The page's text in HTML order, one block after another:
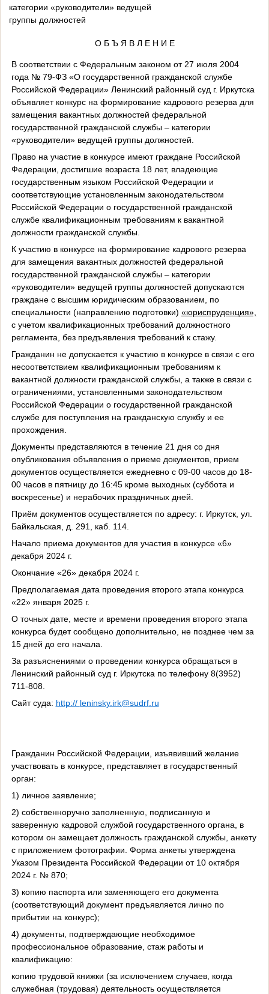
категории «руководители» ведущей
группы должностей
О Б Ъ Я В Л Е Н И Е
В соответствии с Федеральным законом от 27 июля 2004
года № 79-ФЗ «О государственной гражданской службе
Российской Федерации» Ленинский районный суд г. Иркутска
объявляет конкурс на формирование кадрового резерва для
замещения вакантных должностей федеральной
государственной гражданской службы – категории
«руководители» ведущей группы должностей.
Право на участие в конкурсе имеют граждане Российской
Федерации, достигшие возраста 18 лет, владеющие
государственным языком Российской Федерации и
соответствующие установленным законодательством
Российской Федерации о государственной гражданской
службе квалификационным требованиям к вакантной
должности гражданской службы.
К участию в конкурсе на формирование кадрового резерва
для замещения вакантных должностей федеральной
государственной гражданской службы – категории
«руководители» ведущей группы должностей допускаются
граждане с высшим юридическим образованием, по
специальности (направлению подготовки) «юриспруденция»,
с учетом квалификационных требований должностного
регламента, без предъявления требований к стажу.
Гражданин не допускается к участию в конкурсе в связи с его
несоответствием квалификационным требованиям к
вакантной должности гражданской службы, а также в связи с
ограничениями, установленными законодательством
Российской Федерации о государственной гражданской
службе для поступления на гражданскую службу и ее
прохождения.
Документы представляются в течение 21 дня со дня
опубликования объявления о приеме документов, прием
документов осуществляется ежедневно с 09-00 часов до 18-
00 часов в пятницу до 16:45 кроме выходных (суббота и
воскресенье) и нерабочих праздничных дней.
Приём документов осуществляется по адресу: г. Иркутск, ул.
Байкальская, д. 291, каб. 114.
Начало приема документов для участия в конкурсе «6»
декабря 2024 г.
Окончание «26» декабря 2024 г.
Предполагаемая дата проведения второго этапа конкурса
«22» января 2025 г.
О точных дате, месте и времени проведения второго этапа
конкурса будет сообщено дополнительно, не позднее чем за
15 дней до его начала.
За разъяснениями о проведении конкурса обращаться в
Ленинский районный суд г. Иркутска по телефону 8(3952)
711-808.
Сайт суда: http:// leninsky. irk@sudrf. ru
Гражданин Российской Федерации, изъявивший желание
участвовать в конкурсе, представляет в государственный
орган:
1) личное заявление;
2) собственноручно заполненную, подписанную и
заверенную кадровой службой государственного органа, в
котором он замещает должность гражданской службы, анкету
с приложением фотографии. Форма анкеты утверждена
Указом Президента Российской Федерации от 10 октября
2024 г. № 870;
3) копию паспорта или заменяющего его документа
(соответствующий документ предъявляется лично по
прибытии на конкурс);
4) документы, подтверждающие необходимое
профессиональное образование, стаж работы и
квалификацию:
копию трудовой книжки (за исключением случаев, когда
служебная (трудовая) деятельность осуществляется